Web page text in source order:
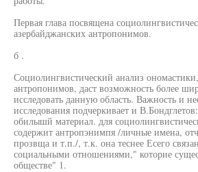
Первая глава посвящена
азербайджанских антропонимов.
б .
Социолингвистический анализ
антропонимов, даст возможность более
исследовать данную область. Важность и
исследования подчеркивает и
обилышй материал. для
содержит антропэнимпя /личные имена,
прозвща и т.п./, т.к. она теснее Есего
социальными отношениями," которие
обществе" 1.